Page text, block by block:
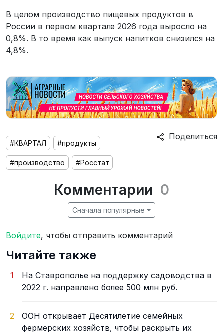
В целом производство пищевых продуктов в
России в первом квартале 2026 года выросло на
0,8%. В то время как выпуск напитков снизился на
4,8%.
Поделиться
#КВАРТАЛ #продукты
#производство #Росстат
Комментарии 0
Сначала популярные
Войдите, чтобы отправить комментарий
Читайте также
1
На Ставрополье на поддержку садоводства в
2022 г. направлено более 500 млн руб.
2
ООН открывает Десятилетие семейных
фермерских хозяйств, чтобы раскрыть их